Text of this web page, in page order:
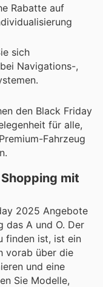
Rabatte auf
sich
Navigations-,
den Black Friday
für alle,
Fahrzeug
mit
2025 Angebote
das A und O. Der
finden ist, ist ein
vorab über die
und eine
Sie Modelle,